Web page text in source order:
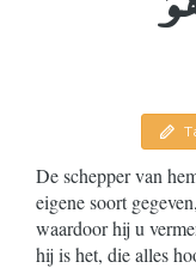
De schepper van
eigene soort
waardoor hij u
hij is het, die alles